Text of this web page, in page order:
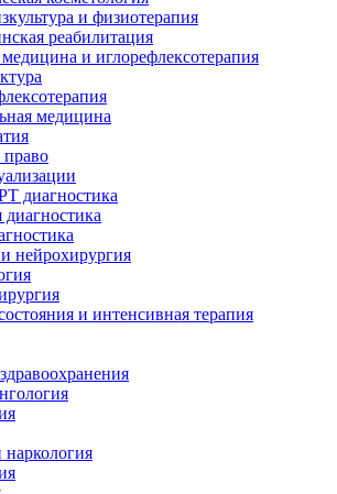
и физиотерапия
реабилитация
и иглорефлексотерапия
медицина
диагностика
диагностика
нейрохирургия
и интенсивная терапия